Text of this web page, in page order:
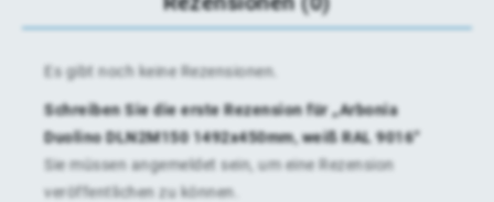
Es gibt noch keine Rezensionen.
Schreiben Sie die erste Rezension für „Arbonia
Duolino DLN2M150 1492x450mm, weiß RAL 9016“
Sie müssen angemeldet sein, um eine Rezension
veröffentlichen zu können.